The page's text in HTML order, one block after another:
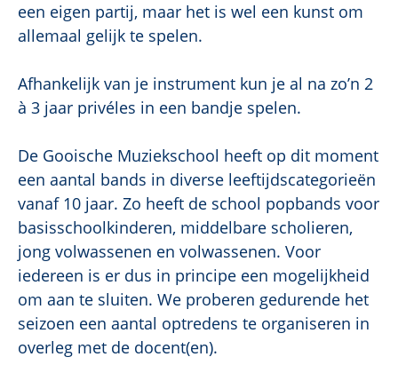
een eigen partij, maar het is wel een kunst om
allemaal gelijk te spelen.
Afhankelijk van je instrument kun je al na zo’n 2
à 3 jaar privéles in een bandje spelen.
De Gooische Muziekschool heeft op dit moment
een aantal bands in diverse leeftijdscategorieën
vanaf 10 jaar. Zo heeft de school popbands voor
basisschoolkinderen, middelbare scholieren,
jong volwassenen en volwassenen. Voor
iedereen is er dus in principe een mogelijkheid
om aan te sluiten. We proberen gedurende het
seizoen een aantal optredens te organiseren in
overleg met de docent(en).